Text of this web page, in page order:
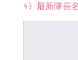
4》最新隊長